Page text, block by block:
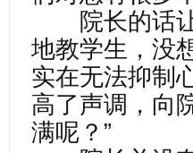
院长的话让
地教学生，没
实在无法抑制
高了声调，向
满呢？”